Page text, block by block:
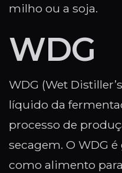
milho ou a soja.
WDG
WDG (Wet
líquido da
processo de
secagem. O WDG
como alimento